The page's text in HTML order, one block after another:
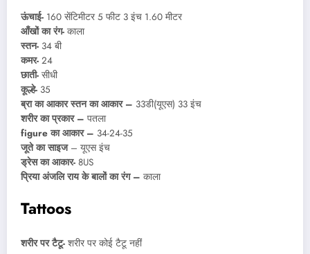
ऊंचाई- 160 सेंटिमीटर 5 फीट 3 इंच 1.60 मीटर
आँखों का रंग- काला
स्तन- 34 बी
कमर- 24
छाती- सीधी
कूल्हे- 35
ब्रा का आकार स्तन का आकार – 33डी(यूएस) 33 इंच
शरीर का प्रकार – पतला
figure का आकार – 34-24-35
जूते का साइज – यूएस इंच
ड्रेस का आकार- 8US
प्रिया अंजलि राय के बालों का रंग – काला
Tattoos
शरीर पर टैटू- शरीर पर कोई टैटू नहीं